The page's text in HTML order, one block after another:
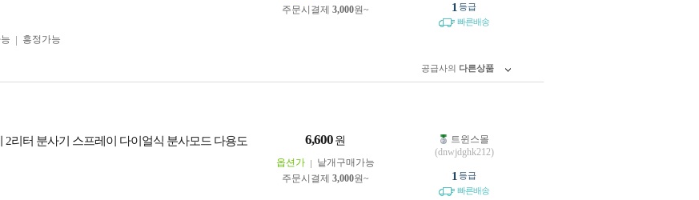
주문시결제 3,000원~
흥정가능
1 등급
빠른배송
공급사의 다른상품
2리터 분사기 스프레이 다이얼식 분사모드 다용도
6,600 원
옵션가
낱개구매가능
주문시결제 3,000원~
트윈스몰
(dnwjdghk212)
1 등급
빠른배송